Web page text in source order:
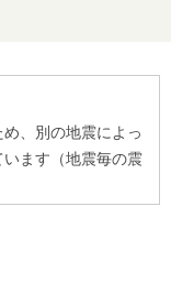
、別の地震によっ
ます（地震毎の震